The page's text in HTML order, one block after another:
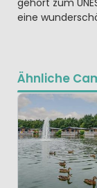
gehört zum
eine
Ähnliche